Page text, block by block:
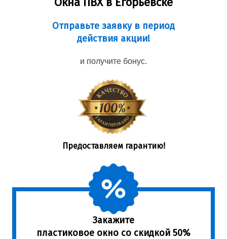
Отправьте заявку в период
действия акции!
и получите бонус.
Предоставляем гарантию!
Закажите
пластиковое окно со скидкой 50%